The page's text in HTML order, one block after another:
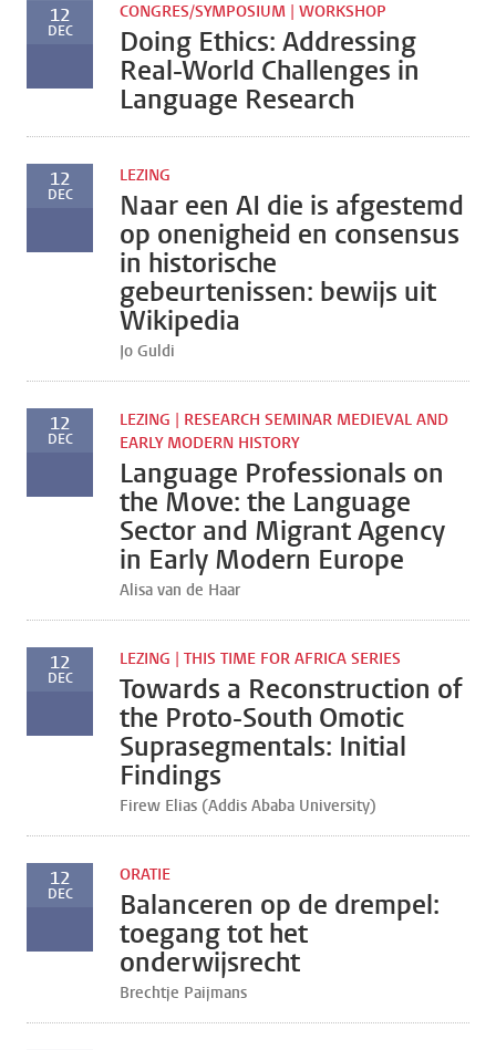
12
DEC
CONGRES/SYMPOSIUM | WORKSHOP
Doing Ethics: Addressing
Real-World Challenges in
Language Research
12
DEC
LEZING
Naar een AI die is afgestemd
op onenigheid en consensus
in historische
gebeurtenissen: bewijs uit
Wikipedia
Jo Guldi
12
DEC
LEZING | RESEARCH SEMINAR MEDIEVAL AND
EARLY MODERN HISTORY
Language Professionals on
the Move: the Language
Sector and Migrant Agency
in Early Modern Europe
Alisa van de Haar
12
DEC
LEZING | THIS TIME FOR AFRICA SERIES
Towards a Reconstruction of
the Proto-South Omotic
Suprasegmentals: Initial
Findings
Firew Elias (Addis Ababa University)
12
DEC
ORATIE
Balanceren op de drempel:
toegang tot het
onderwijsrecht
Brechtje Paijmans